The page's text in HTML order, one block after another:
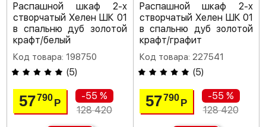
Распашной шкаф 2-х
створчатый Хелен ШК 01
в спальню дуб золотой
крафт/белый
Код товара: 198750
(5)
57790Р
-55 %
128 420
Распашной шкаф 2-х
створчатый Хелен ШК 01
в спальню дуб золотой
крафт/графит
Код товара: 227541
(5)
57790 Р
-55 %
128 420